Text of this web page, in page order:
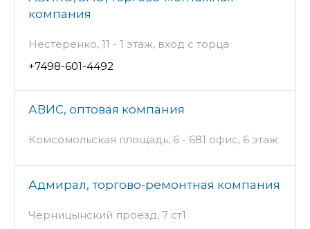
компания
Нестеренко, 11 - 1 этаж, вход с торца
+7498-601-4492
АВИС, оптовая компания
Комсомольская площадь, 6 - 681 офис, 6 этаж
Адмирал, торгово-ремонтная компания
Черницынский проезд, 7 ст1